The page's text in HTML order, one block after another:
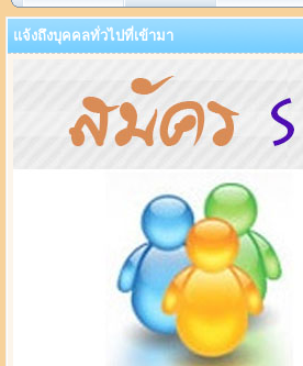
แจ้งถึงบุคคลทั่วไปที่เข้ามา